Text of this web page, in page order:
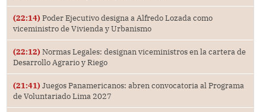
(22:14) Poder Ejecutivo designa a Alfredo Lozada como
viceministro de Vivienda y Urbanismo
(22:12) Normas Legales: designan viceministros en la cartera de
Desarrollo Agrario y Riego
(21:41) Juegos Panamericanos: abren convocatoria al Programa
de Voluntariado Lima 2027